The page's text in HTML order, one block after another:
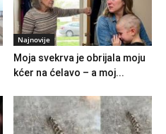
Najnovije
Moja svekrva je obrijala moju
kćer na ćelavo – a moj...